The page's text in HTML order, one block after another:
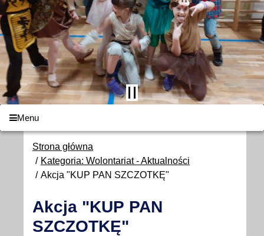
Menu
Strona główna
Kategoria: Wolontariat - Aktualności
Akcja "KUP PAN SZCZOTKĘ"
Akcja "KUP PAN
SZCZOTKĘ"